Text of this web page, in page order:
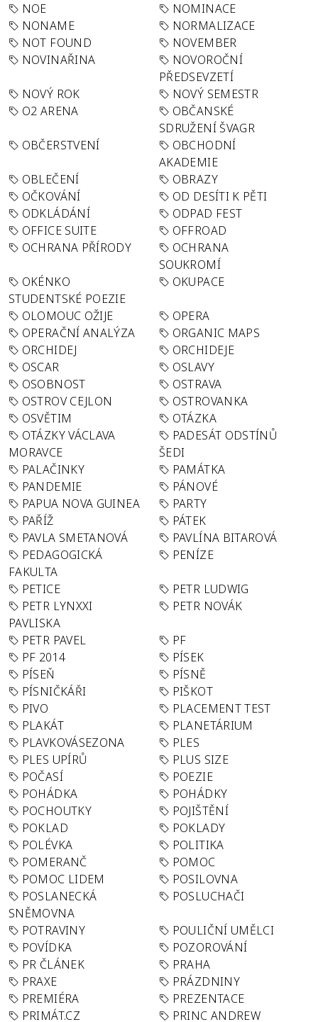
NOE
NOMINACE
NONAME
NORMALIZACE
NOT FOUND
NOVEMBER
NOVINAŘINA
NOVOROČNÍ
PŘEDSEVZETÍ
NOVÝ ROK
NOVÝ SEMESTR
O2 ARENA
OBČANSKÉ
SDRUŽENÍ ŠVAGR
OBČERSTVENÍ
OBCHODNÍ
AKADEMIE
OBLEČENÍ
OBRAZY
OČKOVÁNÍ
OD DESÍTI K PĚTI
ODKLÁDÁNÍ
ODPAD FEST
OFFICE SUITE
OFFROAD
OCHRANA PŘÍRODY
OCHRANA
SOUKROMÍ
OKÉNKO
STUDENTSKÉ POEZIE
OKUPACE
OLOMOUC OŽIJE
OPERA
OPERAČNÍ ANALÝZA
ORGANIC MAPS
ORCHIDEJ
ORCHIDEJE
OSCAR
OSLAVY
OSOBNOST
OSTRAVA
OSTROV CEJLON
OSTROVANKA
OSVĚTIM
OTÁZKA
OTÁZKY VÁCLAVA
MORAVCE
PADESÁT ODSTÍNŮ
ŠEDI
PALAČINKY
PAMÁTKA
PANDEMIE
PÁNOVÉ
PAPUA NOVA GUINEA
PARTY
PAŘÍŽ
PÁTEK
PAVLA SMETANOVÁ
PAVLÍNA BITAROVÁ
PEDAGOGICKÁ
FAKULTA
PENÍZE
PETICE
PETR LUDWIG
PETR LYNXXI
PAVLISKA
PETR NOVÁK
PETR PAVEL
PF
PF 2014
PÍSEK
PÍSEŇ
PÍSNĚ
PÍSNIČKÁŘI
PIŠKOT
PIVO
PLACEMENT TEST
PLAKÁT
PLANETÁRIUM
PLAVKOVÁSEZONA
PLES
PLES UPÍRŮ
PLUS SIZE
POČASÍ
POEZIE
POHÁDKA
POHÁDKY
POCHOUTKY
POJIŠTĚNÍ
POKLAD
POKLADY
POLÉVKA
POLITIKA
POMERANČ
POMOC
POMOC LIDEM
POSILOVNA
POSLANECKÁ
SNĚMOVNA
POSLUCHAČI
POTRAVINY
POULIČNÍ UMĚLCI
POVÍDKA
POZOROVÁNÍ
PR ČLÁNEK
PRAHA
PRAXE
PRÁZDNINY
PREMIÉRA
PREZENTACE
PRIMÁT.CZ
PRINC ANDREW